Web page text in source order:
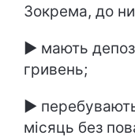
Зокрема, до
► мають
гривень;
►
місяць без